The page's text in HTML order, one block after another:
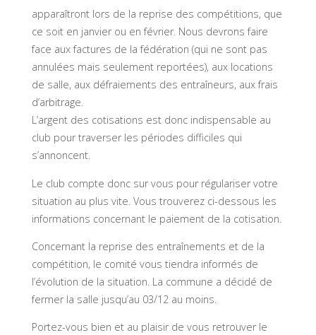
apparaîtront lors de la reprise des compétitions, que
ce soit en janvier ou en février. Nous devrons faire
face aux factures de la fédération (qui ne sont pas
annulées mais seulement reportées), aux locations
de salle, aux défraiements des entraîneurs, aux frais
d’arbitrage.
L’argent des cotisations est donc indispensable au
club pour traverser les périodes difficiles qui
s’annoncent.
Le club compte donc sur vous pour régulariser votre
situation au plus vite. Vous trouverez ci-dessous les
informations concernant le paiement de la cotisation.
Concernant la reprise des entraînements et de la
compétition, le comité vous tiendra informés de
l’évolution de la situation. La commune a décidé de
fermer la salle jusqu’au 03/12 au moins.
Portez-vous bien et au plaisir de vous retrouver le